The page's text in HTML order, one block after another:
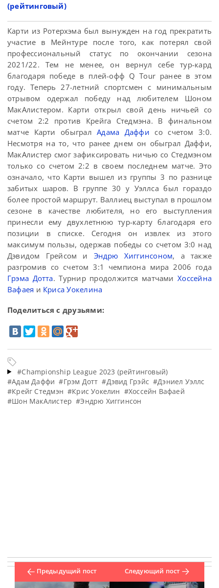
(рейтинговый)
Карти из Ротерхэма был вынужден на год прекратить
участие в Мейнтуре после того, как потерял свой
профессиональный статус по окончании сезона
2021/22. Тем не менее, он вернул себе тур-кард
благодаря победе в плей-офф Q Tour ранее в этом
году. Теперь 27-летний спортсмен с минимальным
отрывом одержал победу над любителем Шоном
МакАлистером. Карти открыл свой день ничьей со
счетом 2:2 против Крейга Стедмэна. В финальном
матче Карти обыгралАдама Даффи со счетом 3:0.
Несмотря на то, что ранее днем он обыграл Даффи,
МакАлистер смог зафиксировать ничью со Стедмэном
только со счетом 2:2 в своем последнем матче. Это
означало, что Карти вышел из группы 3 по разнице
забитых шаров. В группе 30 у Уэллса был гораздо
более простой маршрут. Валлиец выступал в прошлом
сезоне в качестве любителя, но его выступления
принесли ему двухлетнюю тур-карту благодаря его
позиции в списке. Сегодня он извлек из этого
максимум пользы, одержав победы со счетом 3:0 над
Дэвидом Грейсом и Эндрю Хиггинсоном, а также
разгромив со счетом 3:1 чемпиона мира 2006 года
Грэма Дотта. Турнир продолжится матчамиХоссейна
Вафаея и Криса Уокелина
Поделиться с друзьями:
#Championship League 2023 (рейтинговый)
#Адам Даффи #Грэм Дотт #Дэвид Грэйс #Дэниел Уэллс
#Крейг Стедмэн #Крис Уокелин #Хоссейн Вафаей
#Шон МакАлистер #Эндрю Хиггинсон
Предыдущий пост Следующий пост